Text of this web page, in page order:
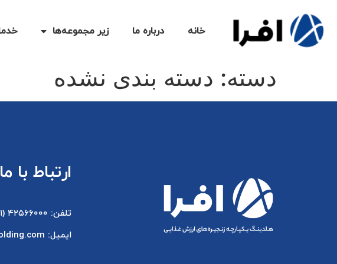
خانه درباره ما زیر مجموعه‌ها
دسته: دسته بندی نشده
ارتباط با ما
تلفن: ۴۲۵۶۶۰۰۰ (۹۸۲۱+)
ایمیل: info@afraholding.com